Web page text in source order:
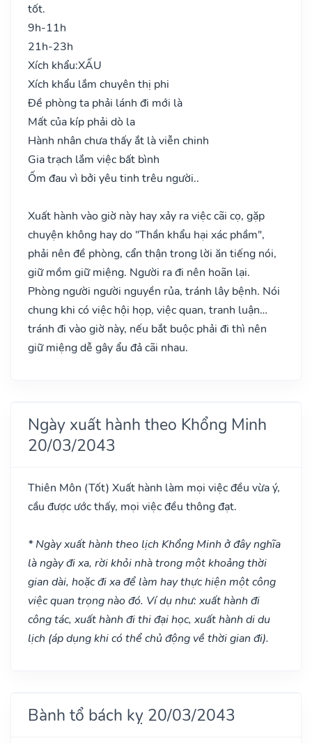
tốt.
9h-11h
21h-23h
Xích khẩu:XẤU
Xích khẩu lắm chuyên thị phi
Đề phòng ta phải lánh đi mới là
Mất của kíp phải dò la
Hành nhân chưa thấy ắt là viễn chinh
Gia trạch lắm việc bất bình
Ốm đau vì bởi yêu tinh trêu người..
Xuất hành vào giờ này hay xảy ra việc cãi cọ, gặp
chuyện không hay do "Thần khẩu hại xác phầm",
phải nên đề phòng, cẩn thận trong lời ăn tiếng nói,
giữ mồm giữ miệng. Người ra đi nên hoãn lại.
Phòng người người nguyền rủa, tránh lây bệnh. Nói
chung khi có việc hội họp, việc quan, tranh luận…
tránh đi vào giờ này, nếu bắt buộc phải đi thì nên
giữ miệng dễ gây ẩu đả cãi nhau.
Ngày xuất hành theo Khổng Minh
20/03/2043
Thiên Môn (Tốt) Xuất hành làm mọi việc đều vừa ý,
cầu được ước thấy, mọi việc đều thông đạt.
* Ngày xuất hành theo lịch Khổng Minh ở đây nghĩa
là ngày đi xa, rời khỏi nhà trong một khoảng thời
gian dài, hoặc đi xa để làm hay thực hiện một công
việc quan trọng nào đó. Ví dụ như: xuất hành đi
công tác, xuất hành đi thi đại học, xuất hành di du
lịch (áp dụng khi có thể chủ động về thời gian đi).
Bành tổ bách kỵ 20/03/2043